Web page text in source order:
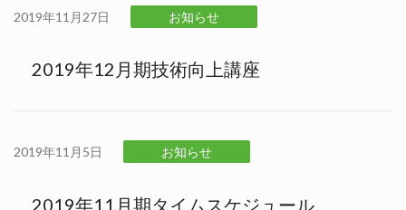
2019年11月27日 お知らせ
2019年12月期技術向上講座
2019年11月5日 お知らせ
2019年11月期タイムスケジュール